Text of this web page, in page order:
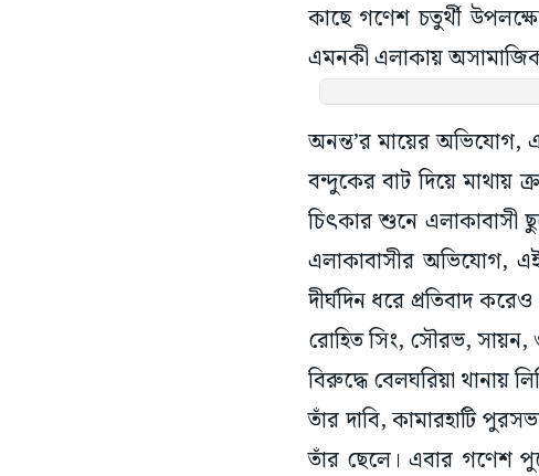
কাছে গণেশ চতুর্থী
এমনকী এলাকায়
অনন্ত’র মায়ের অভিযোগ,
বন্দুকের বাট দিয়ে মাথায়
চিৎকার শুনে এলাকাবাসী
এলাকাবাসীর অভিযোগ,
দীর্ঘদিন ধরে প্রতিবাদ
রোহিত সিং, সৌরভ, সায়ন,
বিরুদ্ধে বেলঘরিয়া থানায়
তাঁর দাবি, কামারহাটি
তাঁর ছেলে। এবার গণেশ